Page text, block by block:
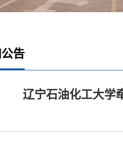
告
辽宁石油化工大学